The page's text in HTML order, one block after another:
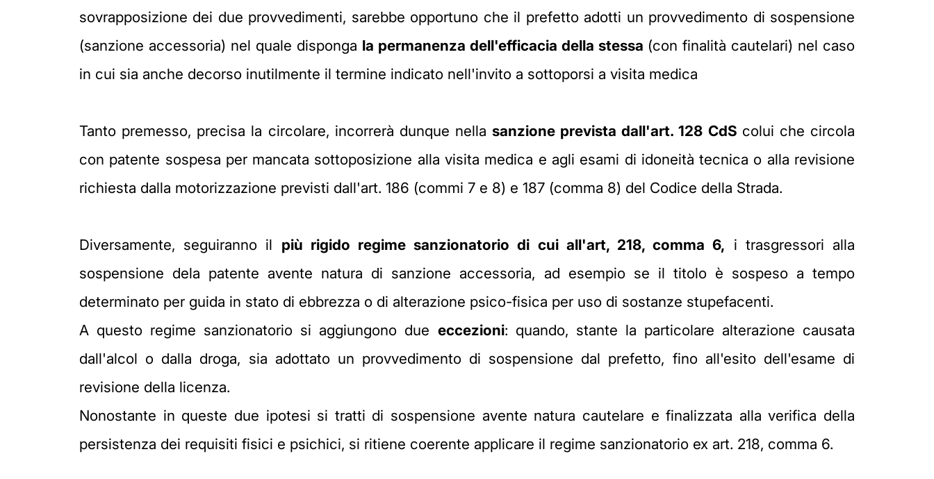
sovrapposizione dei due provvedimenti, sarebbe opportuno che il prefetto adotti un provvedimento di sospensione
(sanzione accessoria) nel quale disponga la permanenza dell'efficacia della stessa (con finalità cautelari) nel caso
in cui sia anche decorso inutilmente il termine indicato nell'invito a sottoporsi a visita medica
Tanto premesso, precisa la circolare, incorrerà dunque nellasanzione prevista dall'art. 128 CdS colui che circola
con patente sospesa per mancata sottoposizione alla visita medica e agli esami di idoneità tecnica o alla revisione
richiesta dalla motorizzazione previsti dall'art. 186 (commi 7 e 8) e 187 (comma 8) del Codice della Strada.
Diversamente, seguiranno il più rigido regime sanzionatorio di cui all'art, 218, comma 6, i trasgressori alla
sospensione dela patente avente natura di sanzione accessoria, ad esempio se il titolo è sospeso a tempo
determinato per guida in stato di ebbrezza o di alterazione psico-fisica per uso di sostanze stupefacenti.
A questo regime sanzionatorio si aggiungono due eccezioni: quando, stante la particolare alterazione causata
dall'alcol o dalla droga, sia adottato un provvedimento di sospensione dal prefetto, fino all'esito dell'esame di
revisione della licenza.
Nonostante in queste due ipotesi si tratti di sospensione avente natura cautelare e finalizzata alla verifica della
persistenza dei requisiti fisici e psichici, si ritiene coerente applicare il regime sanzionatorio ex art. 218, comma 6.